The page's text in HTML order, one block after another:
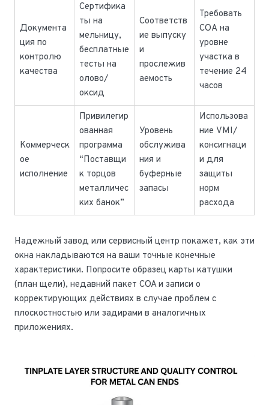
Документа
ция по
контролю
качества
Сертифика
ты на
мельницу,
бесплатные
тесты на
олово/
оксид
Соответств
ие выпуску
и
прослежив
аемость
Требовать
СОА на
уровне
участка в
течение 24
часов
Коммерческ
ое
исполнение
Привилегир
ованная
программа
“Поставщи
к торцов
металличес
ких банок”
Уровень
обслужива
ния и
буферные
запасы
Использова
ние VMI/
консигнаци
и для
защиты
норм
расхода
Надежный завод или сервисный центр покажет, как эти
окна накладываются на ваши точные конечные
характеристики. Попросите образец карты катушки
(план щели), недавний пакет COA и записи о
корректирующих действиях в случае проблем с
плоскостностью или задирами в аналогичных
приложениях.